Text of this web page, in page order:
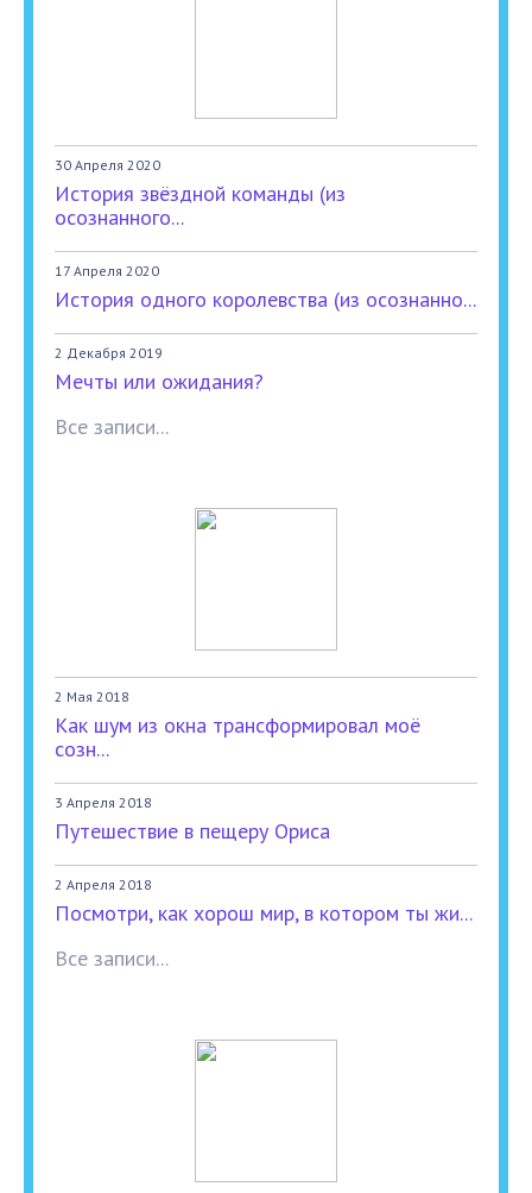
30 Апреля 2020
История звёздной команды (из
осознанного...
17 Апреля 2020
История одного королевства (из осознанно...
2 Декабря 2019
Мечты или ожидания?
Все записи...
2 Мая 2018
Как шум из окна трансформировал моё
созн...
3 Апреля 2018
Путешествие в пещеру Ориса
2 Апреля 2018
Посмотри, как хорош мир, в котором ты жи...
Все записи...